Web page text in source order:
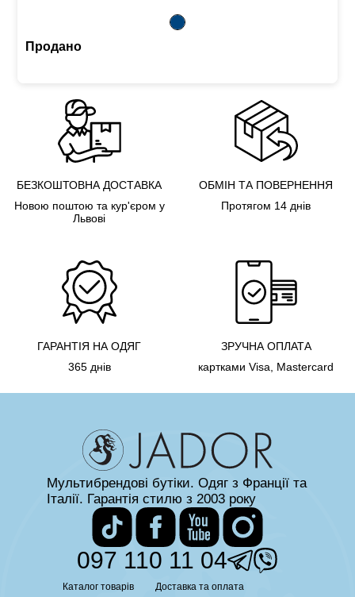
Продано
БЕЗКОШТОВНА ДОСТАВКА
Новою поштою та кур'єром у
Львові
ОБМІН ТА ПОВЕРНЕННЯ
Протягом 14 днів
ГАРАНТІЯ НА ОДЯГ
365 днів
ЗРУЧНА ОПЛАТА
картками Visa, Mastercard
Мультибрендові бутіки. Одяг з Франції та
Італії. Гарантія стилю з 2003 року
097 110 11 04
Каталог товарів Доставка та оплата